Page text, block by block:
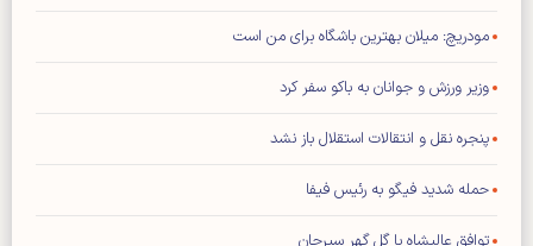
مودریچ: میلان بهترین باشگاه برای من است
وزیر ورزش و جوانان به باکو سفر کرد
پنجره نقل و انتقالات استقلال باز نشد
حمله شدید فیگو به رئیس فیفا